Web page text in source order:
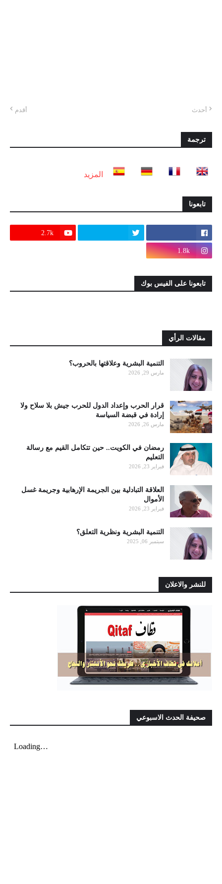
أحدث أقدم
ترجمة
المزيد
تابعونا
2.7k
1.8k
تابعونا على الفيس بوك
مقالات الرأي
التنمية البشرية وعلاقتها بالحروب؟
مارس 29, 2026
قرار الحرب وإعداد الدول للحرب جيش بلا سلاح ولا
إرادة في قبضة السياسة
مارس 26, 2026
رمضان في الكويت.. حين تتكامل القيم مع رسالة
التعليم
فبراير 23, 2026
العلاقة التبادلية بين الجريمة الإرهابية وجريمة غسل
الأموال
فبراير 23, 2026
التنمية البشرية ونظرية التعلق؟
سبتمبر 06, 2025
للنشر والاعلان
صحيفة الحدث الاسبوعي